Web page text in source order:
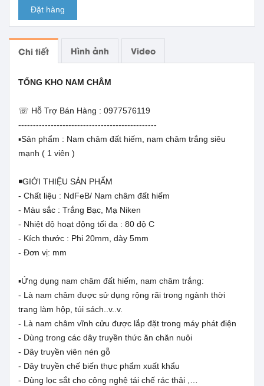
Đặt hàng
Chi tiết Hình ảnh Video
TỔNG KHO NAM CHÂM
☏ Hỗ Trợ Bán Hàng : 0977576119
-----------------------------------------------
▪️Sản phẩm : Nam châm đất hiếm, nam châm trắng siêu
mạnh ( 1 viên )
◾GIỚI THIỆU SẢN PHẨM
- Chất liệu : NdFeB/ Nam châm đất hiếm
- Màu sắc : Trắng Bạc, Mạ Niken
- Nhiệt độ hoạt động tối đa : 80 độ C
- Kích thước : Phi 20mm, dày 5mm
- Đơn vị: mm
▪️Ứng dụng nam châm đất hiếm, nam châm trắng:
- Là nam châm được sử dụng rộng rãi trong ngành thời
trang làm hộp, túi sách..v..v.
- Là nam châm vĩnh cửu được lắp đặt trong máy phát điện
- Dùng trong các dây truyền thức ăn chăn nuôi
- Dây truyền viên nén gỗ
- Dây truyền chế biến thực phẩm xuất khẩu
- Dùng lọc sắt cho công nghệ tái chế rác thải ,…